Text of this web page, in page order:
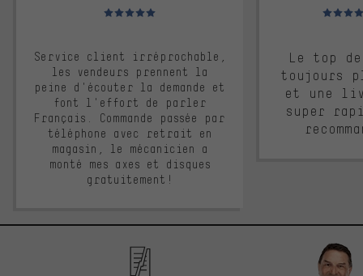
Note moyenne : 5 sur 5
Service client irréprochable,
les vendeurs prennent la
peine d'écouter la demande et
font l'effort de parler
Français. Commande passée par
téléphone avec retrait en
magasin, le mécanicien a
monté mes axes et disques
gratuitement!
Note
Le top
toujours
et une
super